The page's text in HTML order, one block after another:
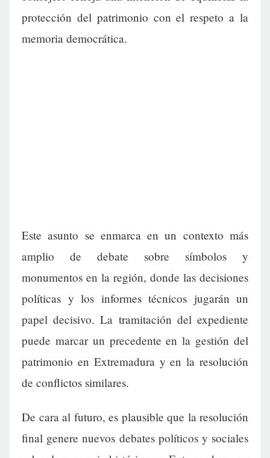
protección del patrimonio con el respeto a la
memoria democrática.
Este asunto se enmarca en un contexto más
amplio de debate sobre símbolos y
monumentos en la región, donde las decisiones
políticas y los informes técnicos jugarán un
papel decisivo. La tramitación del expediente
puede marcar un precedente en la gestión del
patrimonio en Extremadura y en la resolución
de conflictos similares.
De cara al futuro, es plausible que la resolución
final genere nuevos debates políticos y sociales